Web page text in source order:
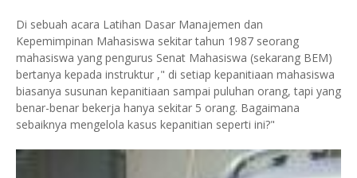
Di sebuah acara Latihan Dasar Manajemen dan
Kepemimpinan Mahasiswa sekitar tahun 1987 seorang
mahasiswa yang pengurus Senat Mahasiswa (sekarang BEM)
bertanya kepada instruktur ," di setiap kepanitiaan mahasiswa
biasanya susunan kepanitiaan sampai puluhan orang, tapi yang
benar-benar bekerja hanya sekitar 5 orang. Bagaimana
sebaiknya mengelola kasus kepanitian seperti ini?"